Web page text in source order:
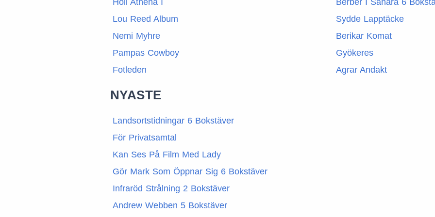
Höll Athena I
Lou Reed Album
Nemi Myhre
Pampas Cowboy
Fotleden
Berber I Sahara 6
Sydde Lapptäcke
Berikar Komat
Gyökeres
Agrar Andakt
NYASTE
Landsortstidningar 6 Bokstäver
För Privatsamtal
Kan Ses På Film Med Lady
Gör Mark Som Öppnar Sig 6 Bokstäver
Infraröd Strålning 2 Bokstäver
Andrew Webben 5 Bokstäver